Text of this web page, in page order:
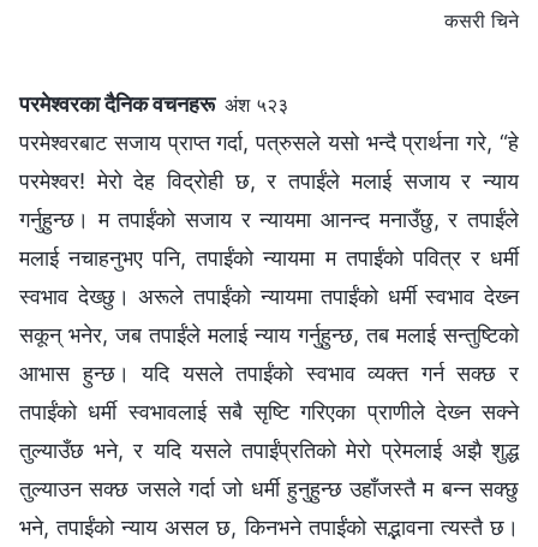
कसरी चिने
परमेश्‍वरका दैनिक वचनहरू अंश ५२३
परमेश्‍वरबाट सजाय प्राप्त गर्दा, पत्रुसले यसो भन्दै प्रार्थना गरे, “हे
परमेश्‍वर! मेरो देह विद्रोही छ, र तपाईंले मलाई सजाय र न्याय
गर्नुहुन्छ। म तपाईंको सजाय र न्यायमा आनन्द मनाउँछु, र तपाईंले
मलाई नचाहनुभए पनि, तपाईंको न्यायमा म तपाईंको पवित्र र धर्मी
स्वभाव देख्छु। अरूले तपाईंको न्यायमा तपाईंको धर्मी स्वभाव देख्‍न
सकून् भनेर, जब तपाईंले मलाई न्याय गर्नुहुन्छ, तब मलाई सन्तुष्टिको
आभास हुन्छ। यदि यसले तपाईंको स्वभाव व्यक्त गर्न सक्छ र
तपाईंको धर्मी स्वभावलाई सबै सृष्टि गरिएका प्राणीले देख्‍न सक्‍ने
तुल्याउँछ भने, र यदि यसले तपाईंप्रतिको मेरो प्रेमलाई अझै शुद्ध
तुल्याउन सक्छ जसले गर्दा जो धर्मी हुनुहुन्छ उहाँजस्तै म बन्‍न सक्‍छु
भने, तपाईंको न्याय असल छ, किनभने तपाईंको सद्भावना त्यस्तै छ।